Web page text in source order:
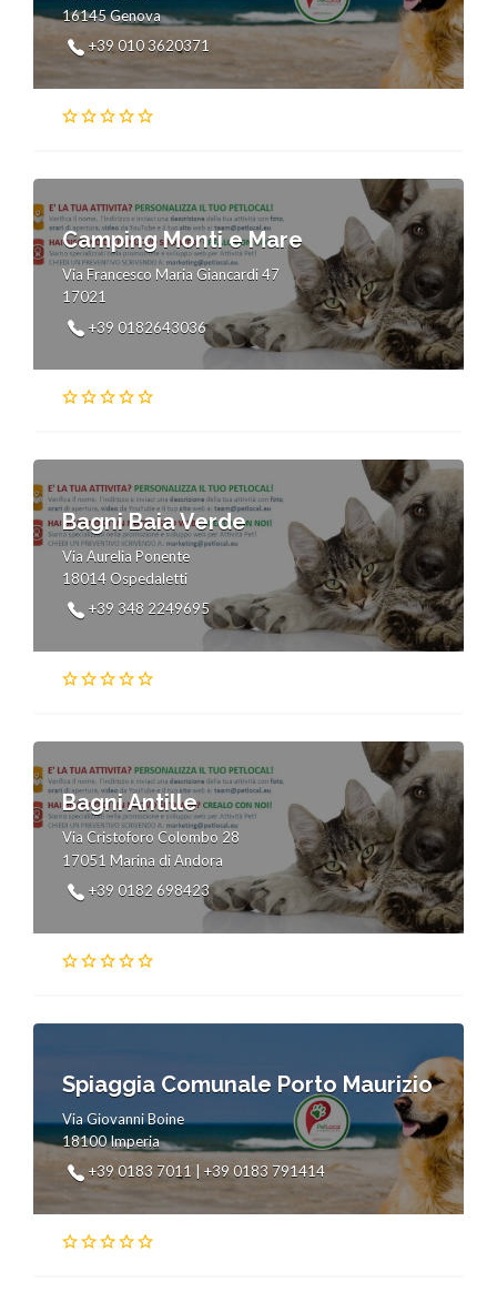
16145 Genova
+39 010 3620371
Camping Monti e Mare
Via Francesco Maria Giancardi 47
17021
+39 0182643036
Bagni Baia Verde
Via Aurelia Ponente
18014 Ospedaletti
+39 348 2249695
Bagni Antille
Via Cristoforo Colombo 28
17051 Marina di Andora
+39 0182 698423
Spiaggia Comunale Porto Maurizio
Via Giovanni Boine
18100 Imperia
+39 0183 7011 | +39 0183 791414